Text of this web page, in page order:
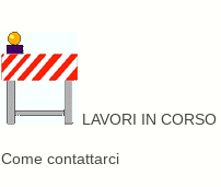
LAVORI IN CORSO
Come contattarci